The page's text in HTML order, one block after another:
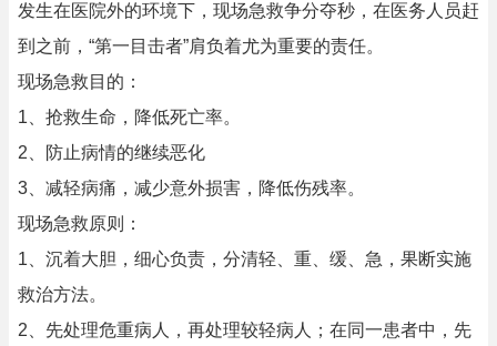
发生在医院外的环境下，现场急救争分夺秒，在医务人员赶
到之前，“第一目击者”肩负着尤为重要的责任。
现场急救目的：
1、抢救生命，降低死亡率。
2、防止病情的继续恶化
3、减轻病痛，减少意外损害，降低伤残率。
现场急救原则：
1、沉着大胆，细心负责，分清轻、重、缓、急，果断实施
救治方法。
2、先处理危重病人，再处理较轻病人；在同一患者中，先